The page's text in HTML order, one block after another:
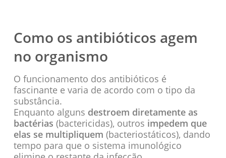
Como os antibióticos agem
no organismo
O funcionamento dos antibióticos é
fascinante e varia de acordo com o tipo da
substância.
Enquanto alguns destroem diretamente as
bactérias (bactericidas), outros impedem que
elas se multipliquem (bacteriostáticos), dando
tempo para que o sistema imunológico